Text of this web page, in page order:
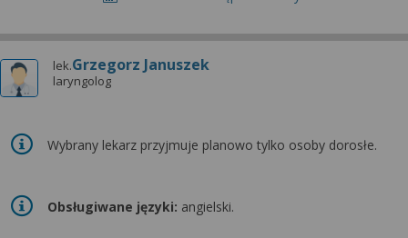
lek.Grzegorz Januszek
laryngolog
Wybrany lekarz przyjmuje planowo tylko osoby dorosłe.
Obsługiwane języki: angielski.